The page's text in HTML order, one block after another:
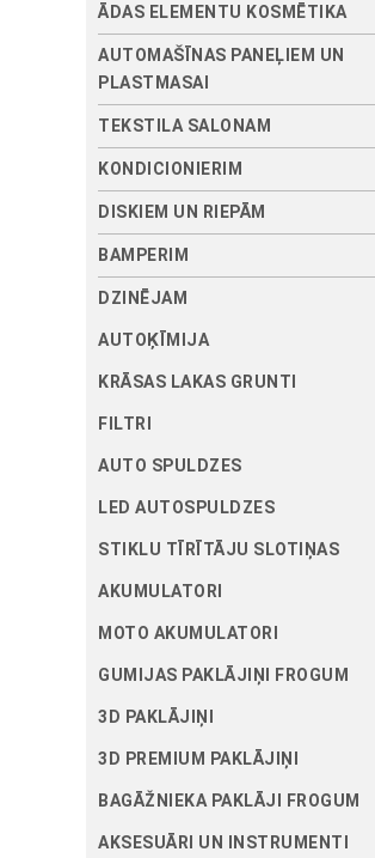
ĀDAS ELEMENTU KOSMĒTIKA
AUTOMAŠĪNAS PANEĻIEM UN
PLASTMASAI
TEKSTILA SALONAM
KONDICIONIERIM
DISKIEM UN RIEPĀM
BAMPERIM
DZINĒJAM
AUTOĶĪMIJA
KRĀSAS LAKAS GRUNTI
FILTRI
AUTO SPULDZES
LED AUTOSPULDZES
STIKLU TĪRĪTĀJU SLOTIŅAS
AKUMULATORI
MOTO AKUMULATORI
GUMIJAS PAKLĀJIŅI FROGUM
3D PAKLĀJIŅI
3D PREMIUM PAKLĀJIŅI
BAGĀŽNIEKA PAKLĀJI FROGUM
AKSESUĀRI UN INSTRUMENTI